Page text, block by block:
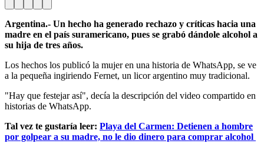
Argentina.- Un hecho ha generado rechazo y críticas hacia una
madre en el país suramericano, pues se grabó dándole alcohol a
su hija de tres años.
Los hechos los publicó la mujer en una historia de WhatsApp, se ve
a la pequeña ingiriendo Fernet, un licor argentino muy tradicional.
"Hay que festejar así", decía la descripción del video compartido en
historias de WhatsApp.
Tal vez te gustaría leer: Playa del Carmen: Detienen a hombre
por golpear a su madre, no le dio dinero para comprar alcohol